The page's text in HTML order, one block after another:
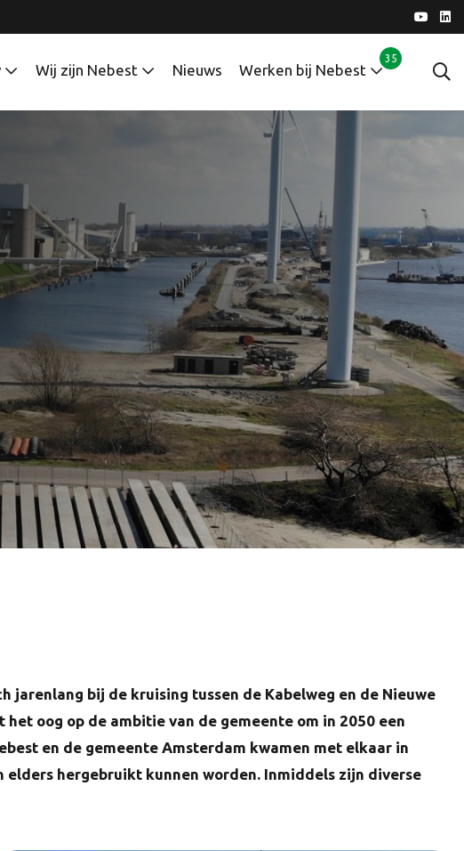
35
Wij zijn Nebest Nieuws Werken bij Nebest
jarenlang bij de kruising tussen de Kabelweg en de Nieuwe
oog op de ambitie van de gemeente om in 2050 een
en de gemeente Amsterdam kwamen met elkaar in
hergebruikt kunnen worden. Inmiddels zijn diverse